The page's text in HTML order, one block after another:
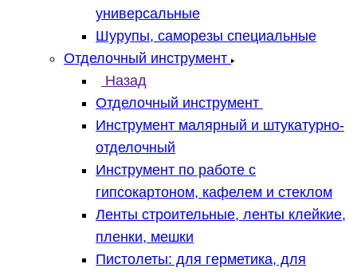
универсальные
Шурупы, саморезы специальные
Отделочный инструмент
Назад
Отделочный инструмент
Инструмент малярный и штукатурно-
отделочный
Инструмент по работе с
гипсокартоном, кафелем и стеклом
Ленты строительные, ленты клейкие,
пленки, мешки
Пистолеты: для герметика, для